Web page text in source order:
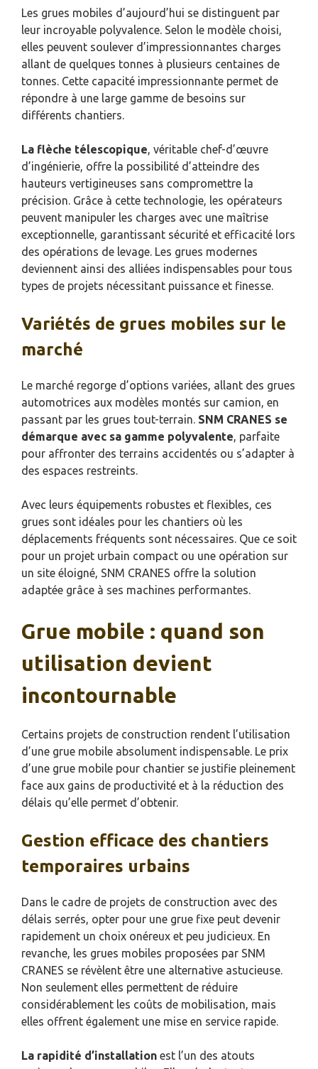
Les grues mobiles d’aujourd’hui se distinguent par
leur incroyable polyvalence. Selon le modèle choisi,
elles peuvent soulever d’impressionnantes charges
allant de quelques tonnes à plusieurs centaines de
tonnes. Cette capacité impressionnante permet de
répondre à une large gamme de besoins sur
différents chantiers.
La flèche télescopique, véritable chef-d’œuvre
d’ingénierie, offre la possibilité d’atteindre des
hauteurs vertigineuses sans compromettre la
précision. Grâce à cette technologie, les opérateurs
peuvent manipuler les charges avec une maîtrise
exceptionnelle, garantissant sécurité et efficacité lors
des opérations de levage. Les grues modernes
deviennent ainsi des alliées indispensables pour tous
types de projets nécessitant puissance et finesse.
Variétés de grues mobiles sur le
marché
Le marché regorge d’options variées, allant des grues
automotrices aux modèles montés sur camion, en
passant par les grues tout-terrain. SNM CRANES se
démarque avec sa gamme polyvalente, parfaite
pour affronter des terrains accidentés ou s’adapter à
des espaces restreints.
Avec leurs équipements robustes et flexibles, ces
grues sont idéales pour les chantiers où les
déplacements fréquents sont nécessaires. Que ce soit
pour un projet urbain compact ou une opération sur
un site éloigné, SNM CRANES offre la solution
adaptée grâce à ses machines performantes.
Grue mobile : quand son
utilisation devient
incontournable
Certains projets de construction rendent l’utilisation
d’une grue mobile absolument indispensable. Le prix
d’une grue mobile pour chantier se justifie pleinement
face aux gains de productivité et à la réduction des
délais qu’elle permet d’obtenir.
Gestion efficace des chantiers
temporaires urbains
Dans le cadre de projets de construction avec des
délais serrés, opter pour une grue fixe peut devenir
rapidement un choix onéreux et peu judicieux. En
revanche, les grues mobiles proposées par SNM
CRANES se révèlent être une alternative astucieuse.
Non seulement elles permettent de réduire
considérablement les coûts de mobilisation, mais
elles offrent également une mise en service rapide.
La rapidité d’installation est l’un des atouts